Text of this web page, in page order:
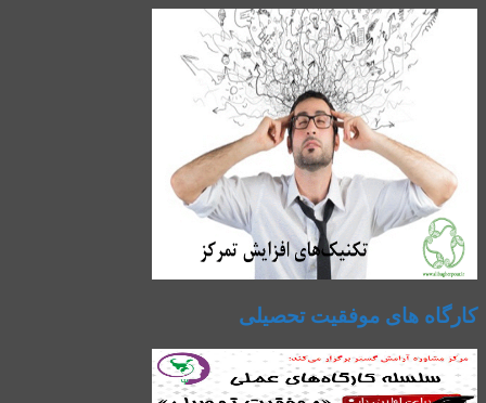
کارگاه های موفقیت تحصیلی